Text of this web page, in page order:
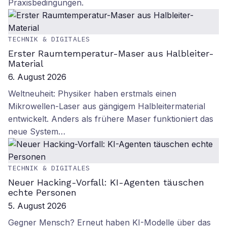
Praxisbedingungen.
TECHNIK & DIGITALES
Erster Raumtemperatur-Maser aus Halbleiter-
Material
6. August 2026
Weltneuheit: Physiker haben erstmals einen
Mikrowellen-Laser aus gängigem Halbleitermaterial
entwickelt. Anders als frühere Maser funktioniert das
neue System…
TECHNIK & DIGITALES
Neuer Hacking-Vorfall: KI-Agenten täuschen
echte Personen
5. August 2026
Gegner Mensch? Erneut haben KI-Modelle über das